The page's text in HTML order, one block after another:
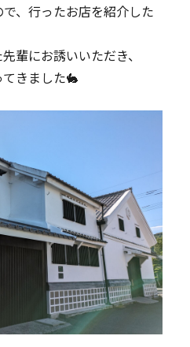
、行ったお店を紹介した
輩にお誘いいただき、
てきました🐇